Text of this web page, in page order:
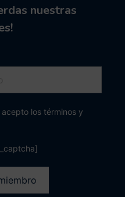
nuestras
los términos y